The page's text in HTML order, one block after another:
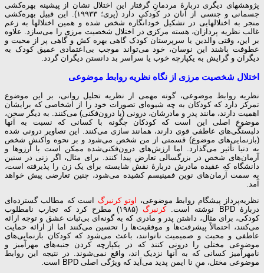
پژوهشهای دیگری دربارهٔ مردمانِ گرفتار این اختلال نشان از پیشینه بهره‌کشی
جسمانی و جنسی از آنان در کودکی دارد (پری؛ ۱۹۹۳۳). این قبیل بهره‌کشی
منجر به اختلالهایی در تشکیل خودانگاره شخص شده و همین اختلالها به زعم
غالب نظریه پردازان، هسته مرکزی در اختلال شخصیت مرزی را می‌سازد. علاوه
بر این، وقتی والدین یا سرپرستان کودک گاهی بهره کش و گاهی پر از محبت و
عطوفت باشند این نوسان، خود می‌تواند موجب بی‌اعتمادی عمیق کودک به
دیگران و گرایش به یکپارچه خوب یا سراسر بد دانستن دیگران گردد.
اختلال شخصیت مرزی از نگاه نظریه روابط موضوعی
نظریه روابط موضوعی، گونه مهمی از نظریه تحلیل روانی، بر این موضوع
تمرکز دارد که کودکان به چه شیوه‌ای تصورات خود را از اشخاصی که برایشان
اهمیت دارند، مانند پدر و مادرشان، درونی (یا درون‌فکنی) می‌کنند. به دیگر سخن،
موضوع اصلی این است که کودکان چگونه با کسانی که نسبت به آنها
دلبستگی‌های عاطفی قوی دارند، همانند سازی می‌کنند. این تصاویر درونی شده
(بازنمایی‌های موضوع) قسمتی از من شخص می‌شود و بر نحوه واکنش شخص
به دنیا تأثیر می‌گذارد. اما ارزش‌های درون‌فکنی‌شده ممکن است با آرزوها و
آرمان‌های شخص در بزرگسالی تعارض پیدا کنند. برای مثال، اگر زنی در سنین
دانشگاه که عقیده مادرش دربارهٔ نقش شایسته برای یک زن را پذیرفته است،
به سمت آرمان‌های نوین فمینیسم کشیده می‌شود، چنین تعارضی پیش خواهد
آمد.
نظریه‌پرداز پیشگام روابط موضوعی،
اوتو کرنبرگ است که مطالب گسترده‌ای
دربارهٔ BPD نوشته است.
کرنبرگ
(۱۹۸۵) مطرح کرد که تجارب نامطلوب
کودکی، برای مثال، داشتن پدر و مادری که به گونه‌ای بی‌ثبات عشق و توجه ارائه
می‌کنند، احتمالاً پیشرفت‌ها و موفقیت‌ها را تحسین می‌کنند اما از ارائه حمایت
عاطفی و محبت و صمیمیت ناتوانند، باعث می‌شود که کودکان بازنمایی‌های
موضوعی مختلی را درونی کنند که در یکپارچه کردن جنبه‌های مهرآمیز و
نامهرآمیز کسانی که به آنها نزدیک اند، واقع نمی‌شوند. در نتیجه این روابط
موضوعی مختل، منِ نا ایمن پدید می‌آید که ویژگی اصلی BPD است.